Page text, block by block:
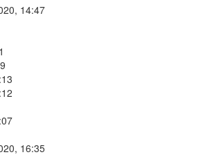
14:47
16:35